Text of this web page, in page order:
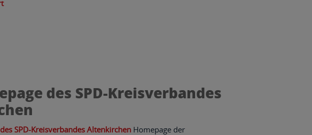
des SPD-Kreisverbandes
SPD-Kreisverbandes Altenkirchen Homepage der